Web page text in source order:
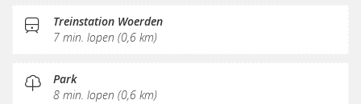
Sociaal hart
Koffie/thee
Postverwerking
Treinstation Woerden
7 min. lopen (0,6 km)
Park
8 min. lopen (0,6 km)